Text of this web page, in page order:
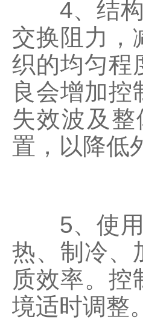
4、结构
交换阻力，
织的均匀程
良会增加
失效波及
置，以降低
5、使用
热、制冷、
质效率。控
境适时调整